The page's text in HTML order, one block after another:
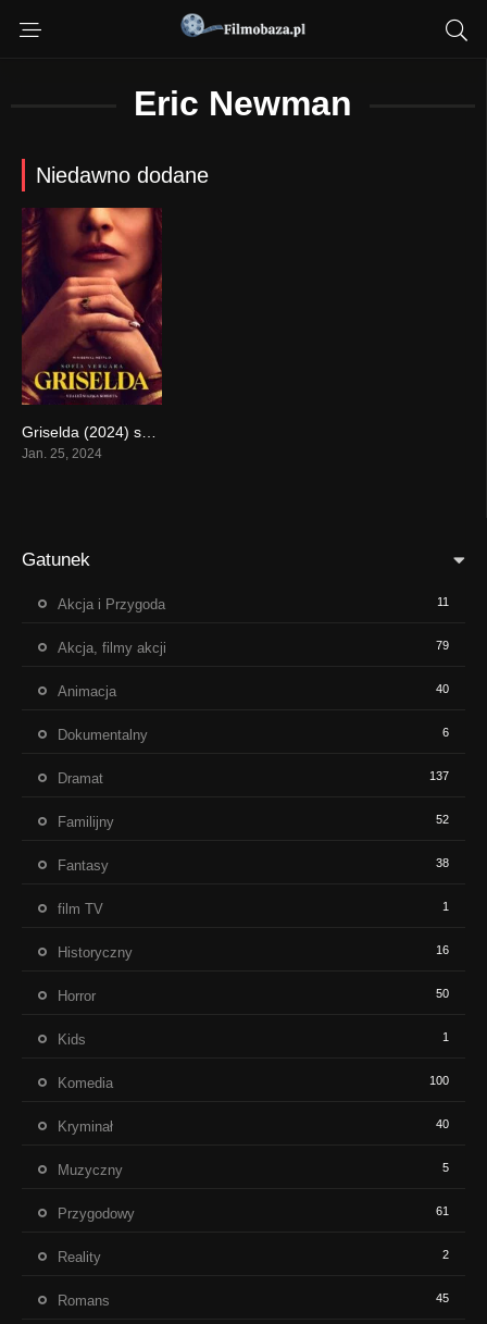
Eric Newman
Niedawno dodane
7.5
Jan. 25, 2024
Gatunek
Akcja i Przygoda 11
Akcja, filmy akcji 79
Animacja 40
Dokumentalny 6
Dramat 137
Familijny 52
Fantasy 38
film TV 1
Historyczny 16
Horror 50
Kids 1
Komedia 100
Kryminał 40
Muzyczny 5
Przygodowy 61
Reality 2
Romans 45